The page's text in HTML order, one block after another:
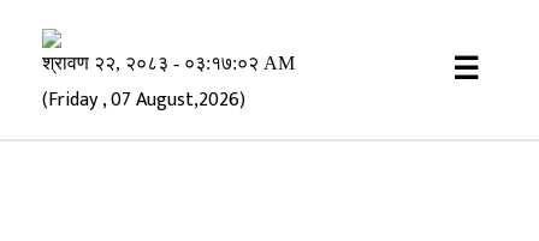
(Friday , 07 August,2026)
☰